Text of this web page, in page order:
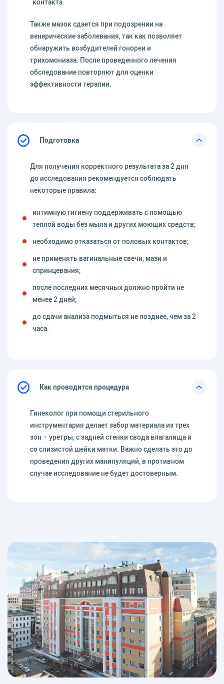
контакта.
Также мазок сдается при подозрении на
венерические заболевания, так как позволяет
обнаружить возбудителей гонореи и
трихомониаза. После проведенного лечения
обследование повторяют для оценки
эффективности терапии.
Подготовка
Для получения корректного результата за 2 дня
до исследования рекомендуется соблюдать
некоторые правила:
интимную гигиену поддерживать с помощью
теплой воды без мыла и других моющих средств;
необходимо отказаться от половых контактов;
не применять вагинальные свечи, мази и
спринцевания;
после последних месячных должно пройти не
менее 2 дней;
до сдачи анализа подмыться не позднее, чем за 2
часа.
Как проводится процедура
Гинеколог при помощи стерильного
инструментария делает забор материала из трех
зон – уретры, с задней стенки свода влагалища и
со слизистой шейки матки. Важно сделать это до
проведения других манипуляций, в противном
случае исследование не будет достоверным.